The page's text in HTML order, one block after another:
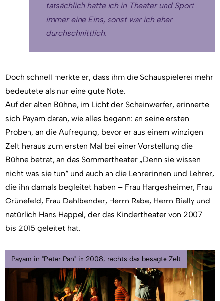
tatsächlich hatte ich in Theater und Sport
immer eine Eins, sonst war ich eher
durchschnittlich.
Doch schnell merkte er, dass ihm die Schauspielerei mehr
bedeutete als nur eine gute Note.
Auf der alten Bühne, im Licht der Scheinwerfer, erinnerte
sich Payam daran, wie alles begann: an seine ersten
Proben, an die Aufregung, bevor er aus einem winzigen
Zelt heraus zum ersten Mal bei einer Vorstellung die
Bühne betrat, an das Sommertheater „Denn sie wissen
nicht was sie tun“ und auch an die Lehrerinnen und Lehrer,
die ihn damals begleitet haben – Frau Hargesheimer, Frau
Grünefeld, Frau Dahlbender, Herrn Rabe, Herrn Bially und
natürlich Hans Happel, der das Kindertheater von 2007
bis 2015 geleitet hat.
Payam in "Peter Pan" in 2008, rechts das besagte Zelt